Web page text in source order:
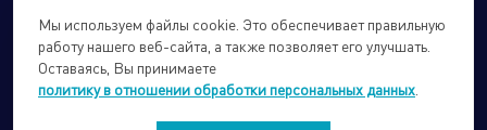
© 2026Forte Holding.Все права защищены.
Политика обработки персональных данных
Сайты подразделений Холдинга
Мы используем файлы cookie. Это обеспечивает правильную
работу нашего веб-сайта, а также позволяет его улучшать.
Оставаясь, Вы принимаете
политику в отношении обработки персональных данных